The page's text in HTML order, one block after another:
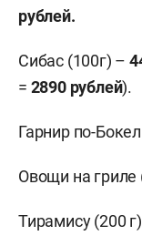
рублей.
Сибас (100г) –
= 2890 рублей).
Гарнир по-
Овощи на гриле
Тирамису (200